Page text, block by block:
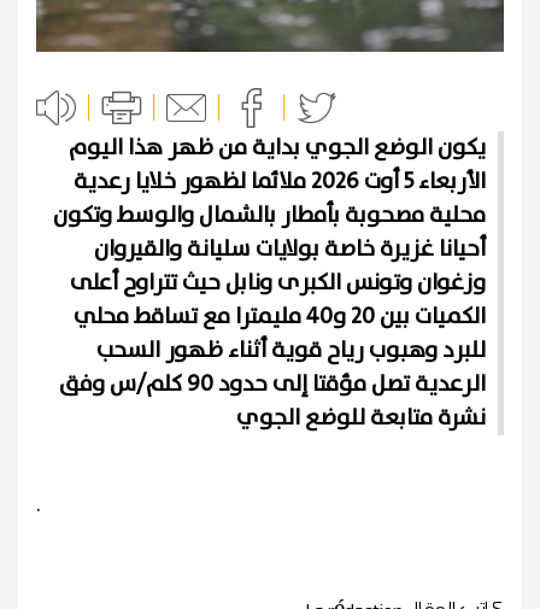
يكون الوضع الجوي بداية من ظهر هذا اليوم
الأربعاء 5 أوت 2026 ملائما لظهور خلايا رعدية
محلية مصحوبة بأمطار بالشمال والوسط وتكون
أحيانا غزيرة خاصة بولايات سليانة والقيروان
وزغوان وتونس الكبرى ونابل حيث تتراوح أعلى
الكميات بين 20 و40 مليمترا مع تساقط محلي
للبرد وهبوب رياح قوية أثناء ظهور السحب
الرعدية تصل مؤقتا إلى حدود 90 كلم/س وفق
نشرة متابعة للوضع الجوي
.